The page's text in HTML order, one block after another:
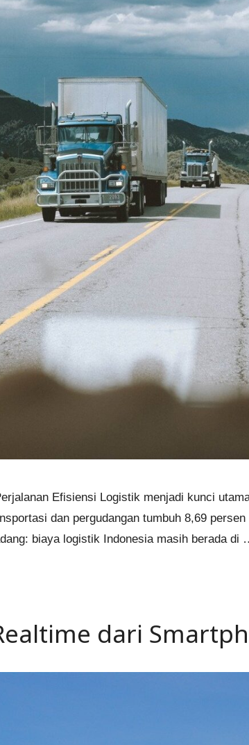
Efisiensi Logistik menjadi kunci
dan pergudangan tumbuh 8,69
biaya logistik Indonesia masih berada di
dari